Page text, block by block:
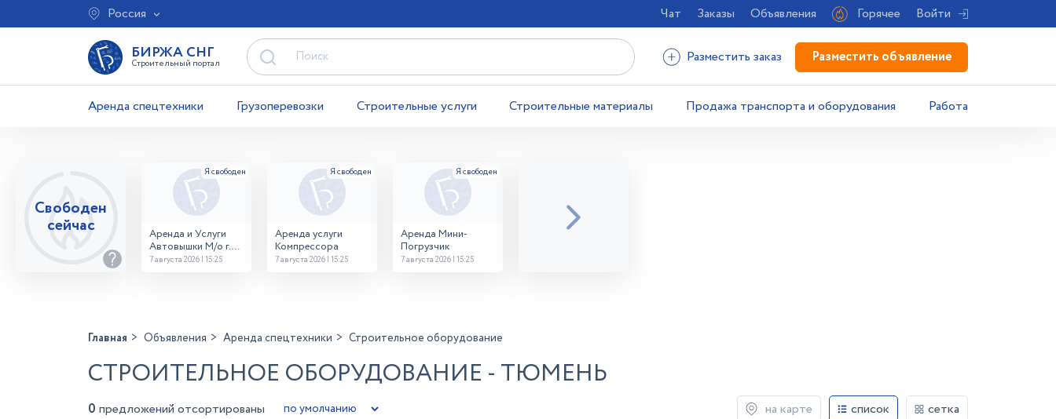
Россия Чат Заказы Объявления Горячее Войти
БИРЖА СНГ
Строительный портал Разместить заказ Разместить объявление
Аренда спецтехники Грузоперевозки Строительные услуги Строительные материалы Продажа транспорта и оборудования Работа
Свободен
сейчас
Аренда и Услуги
Автовышки М/о г.
Домодедово
7 августа 2026 | 15:25
Аренда услуги
Компрессора
7 августа 2026 | 15:25
Аренда Мини-
Погрузчик
7 августа 2026 | 15:25
Главная Объявления Аренда спецтехники Строительное оборудование
СТРОИТЕЛЬНОЕ ОБОРУДОВАНИЕ - ТЮМЕНЬ
0 предложений отсортированы на карте список сетка